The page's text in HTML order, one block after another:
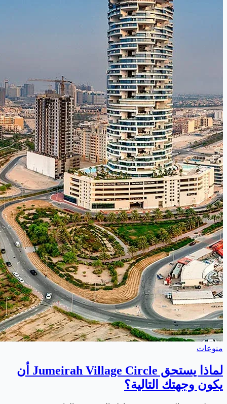
منوعات
لماذا يستحق Jumeirah Village Circle أن
يكون وجهتك التالية؟